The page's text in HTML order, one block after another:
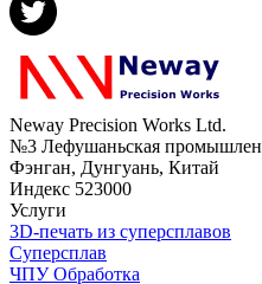
Neway Precision Works Ltd.
№3 Лефушаньская
Фэнган, Дунгуань, Китай
Индекс 523000
Услуги
3D-печать из суперсплавов
Суперсплав
ЧПУ Обработка